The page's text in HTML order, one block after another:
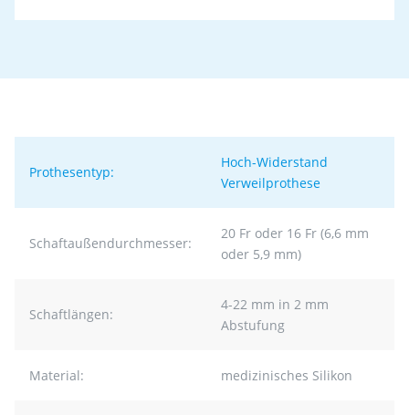
Prothesentyp:
Hoch-Widerstand
Verweilprothese
Schaftaußendurchmesser:
20 Fr oder 16 Fr (6,6 mm
oder 5,9 mm)
Schaftlängen:
4-22 mm in 2 mm
Abstufung
Material: medizinisches Silikon